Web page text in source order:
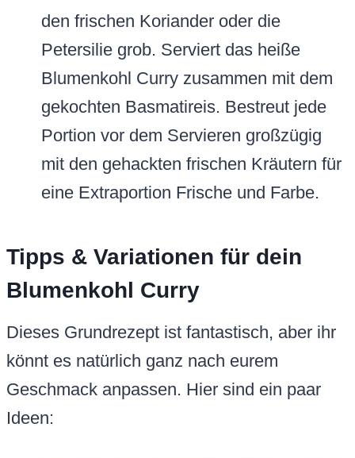
den frischen Koriander oder die
Petersilie grob. Serviert das heiße
Blumenkohl Curry zusammen mit dem
gekochten Basmatireis. Bestreut jede
Portion vor dem Servieren großzügig
mit den gehackten frischen Kräutern für
eine Extraportion Frische und Farbe.
Tipps & Variationen für dein
Blumenkohl Curry
Dieses Grundrezept ist fantastisch, aber ihr
könnt es natürlich ganz nach eurem
Geschmack anpassen. Hier sind ein paar
Ideen: